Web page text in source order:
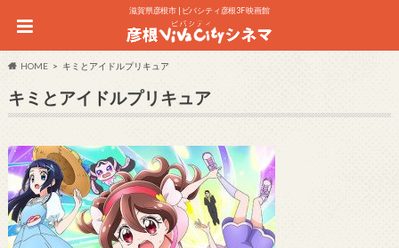
滋賀県彦根市 | ビバシティ彦根3F 映画館
HOME キミとアイドルプリキュア
キミとアイドルプリキュア